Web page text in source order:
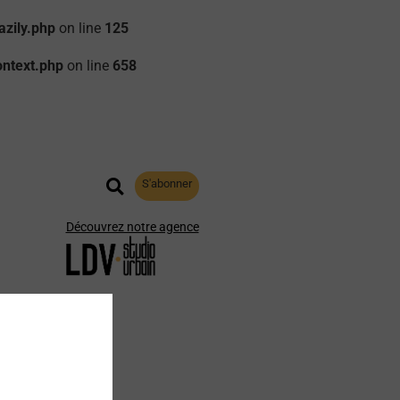
on line 125
on line 658
S'abonner
Découvrez notre agence